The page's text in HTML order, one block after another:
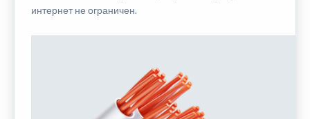
интернет не ограничен.